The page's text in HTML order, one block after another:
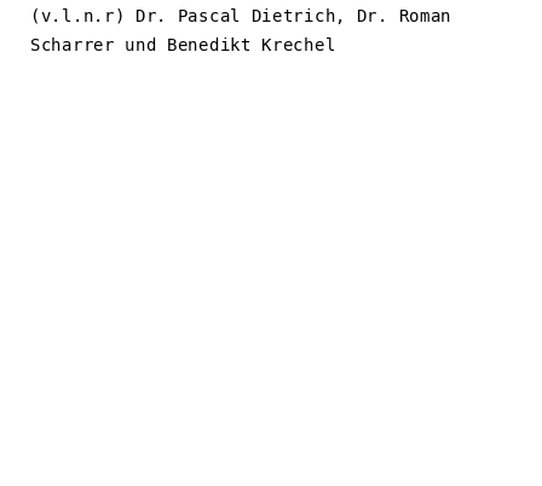
(v.l.n.r) Dr. Pascal Dietrich, Dr. Roman
Scharrer und Benedikt Krechel